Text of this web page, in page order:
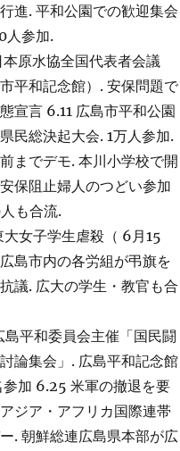
進. 平和公園での歓迎集会
人参加.
本原水協全国代表者会議
市平和記念館）. 安保問題で
宣言 6.11 広島市平和公園
民総決起大会. 1万人参加.
までデモ. 本川小学校で開
保阻止婦人のつどい参加
も合流.
大女子学生虐殺（ 6月15
島市内の各労組が弔旗を
議. 広大の学生・教官も合
島平和委員会主催「国民闘
論集会」. 広島平和記念館
加 6.25 米軍の撤退を要
ジア・アフリカ国際連帯
. 朝鮮総連広島県本部が広